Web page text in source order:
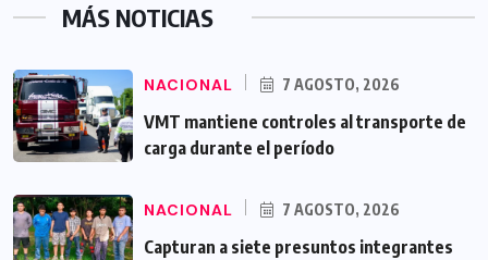
MÁS NOTICIAS
NACIONAL 7 AGOSTO, 2026
VMT mantiene controles al transporte de
carga durante el período
NACIONAL 7 AGOSTO, 2026
Capturan a siete presuntos integrantes